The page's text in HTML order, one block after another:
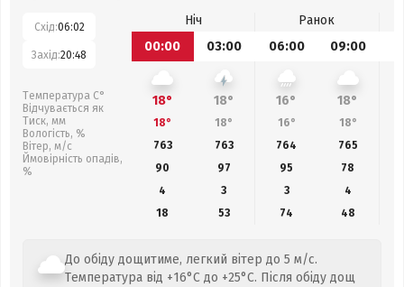
Схід:06:02
Захід:20:48
Температура С°
Відчувається як
Тиск, мм
Вологість, %
Вітер, м/с
Ймовірність опадів,
%
Ніч
Ранок
00:00
03:00 06:00 09:00
18° 18° 16° 18°
18° 18° 16° 18°
763
763 764 765
90
97 95 78
4
3 3
4
18
53 74 48
До обіду дощитиме, легкий вітер до 5 м/с.
Температура від +16°C до +25°C. Після обіду дощ